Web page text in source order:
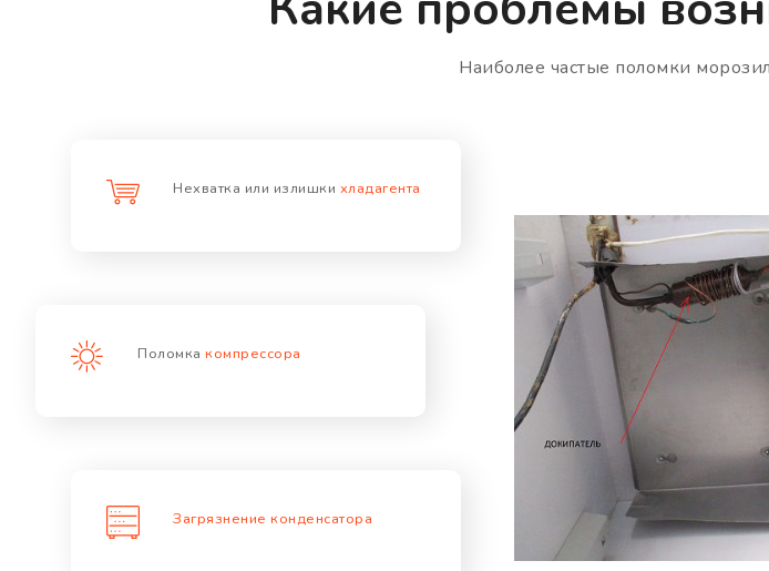
Наиболее частые поломки
Нехватка или излишки хладагента
Поломка компрессора
Загрязнение конденсатора